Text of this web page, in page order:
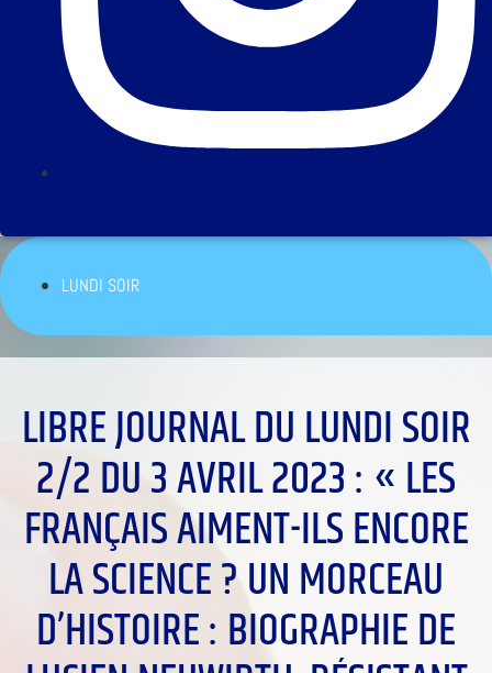
LUNDI SOIR
LIBRE JOURNAL DU LUNDI SOIR
2/2 DU 3 AVRIL 2023 : « LES
FRANÇAIS AIMENT-ILS ENCORE
LA SCIENCE ? UN MORCEAU
D’HISTOIRE : BIOGRAPHIE DE